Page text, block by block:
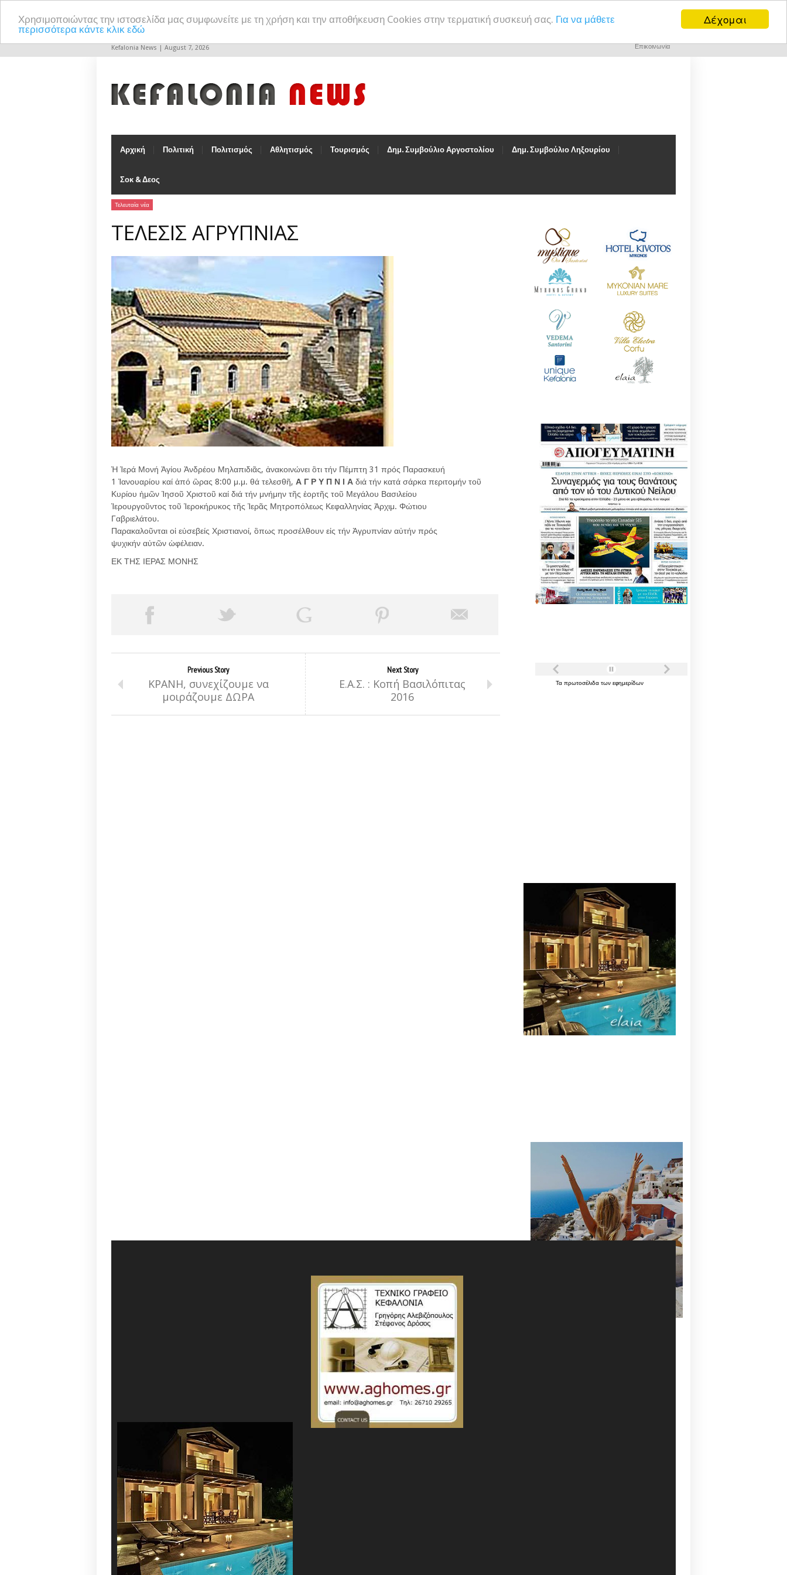
Δέχομαι
Χρησιμοποιώντας την ιστοσελίδα μας συμφωνείτε με τη χρήση και την αποθήκευση Cookies στην τερματική συσκευή σας. Για να μάθετε
περισσότερα κάντε κλικ εδώ
Kefalonia News | August 7, 2026 Επικοινωνία
Αρχική Πολιτική Πολιτισμός Αθλητισμός Τουρισμός Δημ. Συμβούλιο Αργοστολίου Δημ. Συμβούλιο Ληξουρίου
Σοκ & Δεος
Τελευταία νέα
ΤΕΛΕΣΙΣ ΑΓΡΥΠΝΙΑΣ
Ἡ Ἱερά Μονή Ἁγίου Ἀνδρέου Μηλαπιδιᾶς, ἀνακοινώνει ὃτι τήν Πέμπτη 31 πρός Παρασκευή
1 Ἰανουαρίου καί ἀπό ὣρας 8:00 μ.μ. θά τελεσθῆ, Α Γ Ρ Υ Π Ν Ι Α διά τήν κατά σάρκα περιτομήν τοῦ
Κυρίου ἡμῶν Ἰησοῦ Χριστοῦ καί διά τήν μνήμην τῆς ἑορτῆς τοῦ Μεγάλου Βασιλείου
Ἱερουργοῦντος τοῦ Ἱεροκήρυκος τῆς Ἱερᾶς Μητροπόλεως Κεφαλληνίας Ἀρχιμ. Φώτιου
Γαβριελάτου.
Παρακαλοῦνται οἱ εὐσεβείς Χριστιανοί, ὃπως προσέλθουν εἰς τήν Ἀγρυπνίαν αὐτήν πρός
ψυχικήν αὐτῶν ὡφέλειαν.
ΕΚ ΤΗΣ ΙΕΡΑΣ ΜΟΝΗΣ
Previous Story
ΚΡΑΝΗ, συνεχίζουμε να
μοιράζουμε ΔΩΡΑ
Next Story
Ε.Α.Σ. : Κοπή Βασιλόπιτας
2016
Τα πρωτοσέλιδα των εφημερίδων